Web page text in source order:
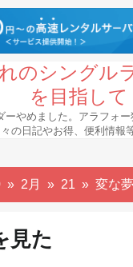
のシングル
を目指して
ーやめました。アラフォー
々の日記やお得、便利情報
2月 21 変な
見た